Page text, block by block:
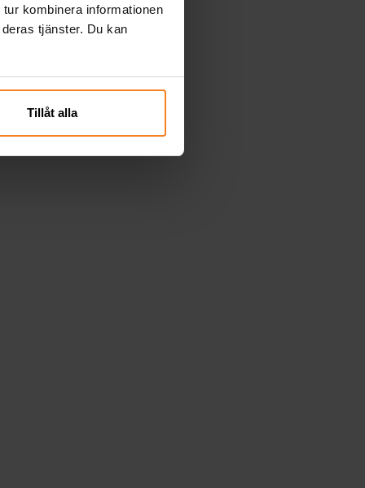
kombinera informationen
tjänster. Du kan
Tillåt alla